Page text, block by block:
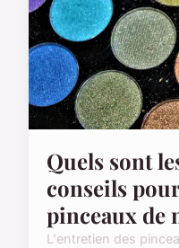
Quels sont
conseils
pinceaux de
L'entretien des